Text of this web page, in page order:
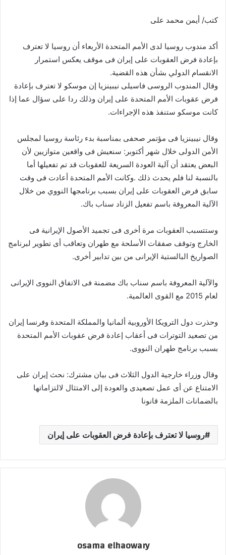
كتب/ أيمن محمد على
أكد مندوب روسيا لدى الأمم المتحدة الأربعاء أن روسيا لا تعترف
بإعادة فرض العقوبات على إيران فى موقف يعكس استمرار
الانقسام الدولي بشأن هذه القضية.
وقال المندوب الروسى فاسيلى نيبينزيا إن موسكو لا تعترف بإعادة
فرض عقوبات الأمم المتحدة على إيران وذلك ردا على سؤال عما إذا
كانت موسكو ستنفذ هذه الإجراءات.
وقال نيبينزيا فى مؤتمر صحفى بمناسبة بدء رئاسة روسيا لمجلس
الأمن الدولى خلال شهر أكتوبر: سنعيش فى واقعين متوازيين لأن
البعض يعتقد أن آلية العودة السريعة للعقوبات قد تم تفعيلها أما
بالنسبة لنا فلم يحدث ذلك .وكانت الأمم المتحدة أعادت فى وقت
سابق فرض العقوبات على إيران بسبب برنامجها النووي من خلال
الآلية المعروفة باسم تفعيل الزناد سناب باك.
وستتسبب العقوبات مرة أخرى فى تجميد الأصول الإيرانية فى
الخارج وتوقف صفقات الأسلحة مع طهران وتعاقب أى تطوير لبرنامج
الصواريخ البالستية الإيرانى من بين تدابير أخرى.
والآلية المعروفة باسم سناب باك مضمنة فى الاتفاق النووى الإيرانى
لعام 2015 مع القوى العالمية.
وحذرت دول الترويكا الأوروبية ألمانيا والمملكة المتحدة وفرنسا إيران
من تصعيد التوترات فى أعقاب إعادة فرض عقوبات الأمم المتحدة
بسبب برنامج طهران النووى.
وقال وزراء خارجية الدول الثلاث فى بيان مشترك: نحث إيران على
الامتناع عن أى عمل تصعيدى والعودة إلى الامتثال لالتزاماتها
بالضمانات الملزمة قانونا
روسيا لا تعترف بإعادة فرض العقوبات على إيران
osama elhaowary